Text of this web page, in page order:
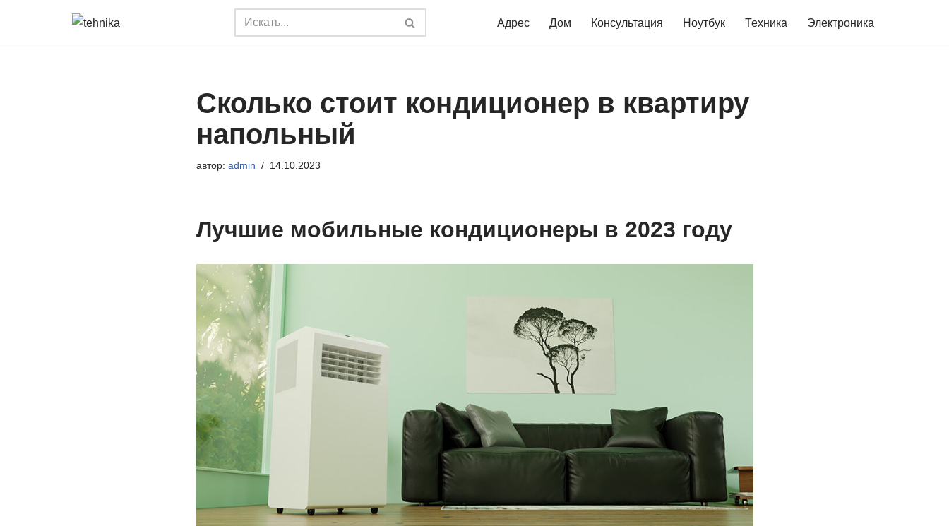
Адрес Дом Консультация Ноутбук Техника Электроника
Сколько стоит кондиционер в квартиру
напольный
автор: admin 14.10.2023
Лучшие мобильные кондиционеры в 2023 году